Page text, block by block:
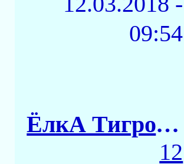
09:54
ЁлкА ТигровАЯ
12